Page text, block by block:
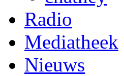
Radio
Mediatheek
Nieuws